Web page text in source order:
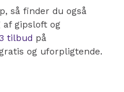
så finder du også
af gipsloft og
tilbud på
og uforpligtende.